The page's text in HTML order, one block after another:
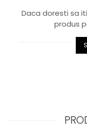
Daca doresti sa
produs